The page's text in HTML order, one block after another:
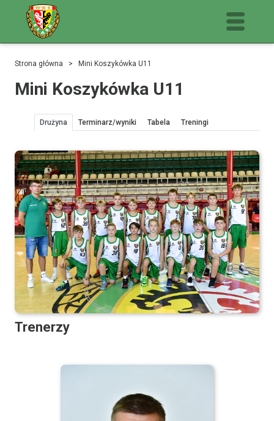
Strona główna > Mini Koszykówka U11
Mini Koszykówka U11
Drużyna Terminarz/wyniki Tabela Treningi
Trenerzy